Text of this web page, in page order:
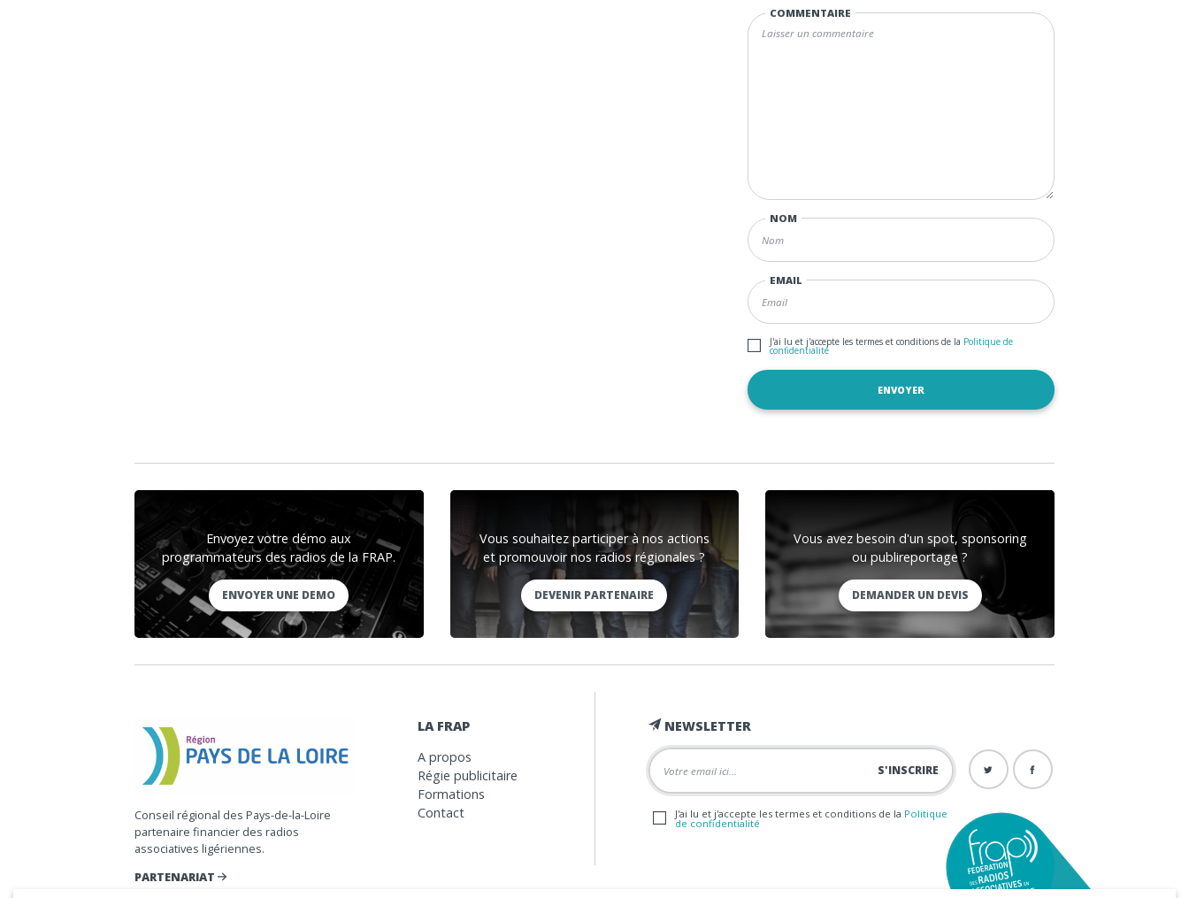
COMMENTAIRE
NOM
EMAIL
J'ai lu et j'accepte les termes et conditions de la Politique de
confidentialité
Envoyez votre démo aux
programmateurs des radios de la FRAP.
ENVOYER UNE DEMO
Vous souhaitez participer à nos actions
et promouvoir nos radios régionales ?
DEVENIR PARTENAIRE
Vous avez besoin d'un spot, sponsoring
ou publireportage ?
DEMANDER UN DEVIS
Conseil régional des Pays-de-la-Loire
partenaire financier des radios
associatives ligériennes.
PARTENARIAT
LA FRAP
A propos
Régie publicitaire
Formations
Contact
NEWSLETTER
J'ai lu et j'accepte les termes et conditions de la Politique
de confidentialité